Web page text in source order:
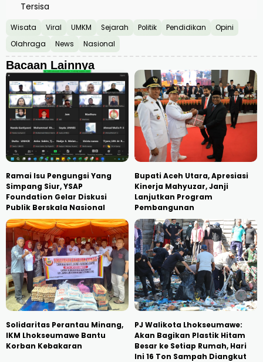
Tersisa
Wisata Viral UMKM Sejarah Politik Pendidikan
Opini
Olahraga
News Nasional
Bacaan Lainnya
Ramai Isu Pengungsi Yang
Simpang Siur, YSAP
Foundation Gelar Diskusi
Publik Berskala Nasional
Bupati Aceh Utara, Apresiasi
Kinerja Mahyuzar, Janji
Lanjutkan Program
Pembangunan
Solidaritas Perantau Minang,
IKM Lhokseumawe Bantu
Korban Kebakaran
PJ Walikota Lhokseumawe:
Akan Bagikan Plastik Hitam
Besar ke Setiap Rumah, Hari
Ini 16 Ton Sampah Diangkut